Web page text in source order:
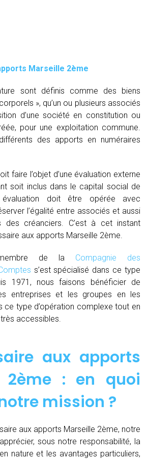
Marseille 2ème
sont définis comme des biens
», qu’un ou plusieurs associés
d’une société en constitution ou
pour une exploitation commune.
des apports en numéraires
faire l’objet d’une évaluation externe
soit inclus dans le capital social de
évaluation doit être opérée avec
l’égalité entre associés et aussi
des créanciers. C’est à cet instant
aux apports Marseille 2ème.
de la Compagnie des
s’est spécialisé dans ce type
1971, nous faisons bénéficier de
entreprises et les groupes en les
ce type d’opération complexe tout en
accessibles.
aux apports
2ème : en quoi
mission ?
aux apports Marseille 2ème, notre
sous notre responsabilité, la
nature et les avantages particuliers,